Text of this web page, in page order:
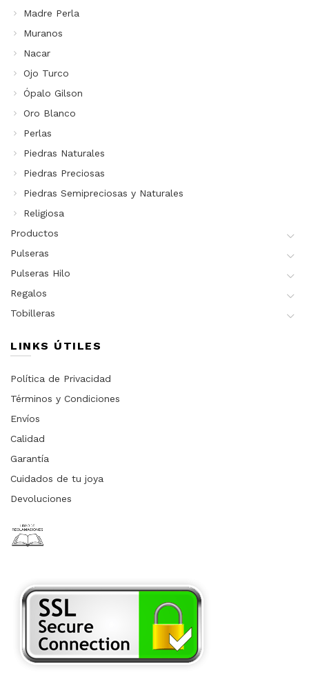
Madre Perla
Muranos
Nacar
Ojo Turco
Ópalo Gilson
Oro Blanco
Perlas
Piedras Naturales
Piedras Preciosas
Piedras Semipreciosas y Naturales
Religiosa
Productos
Pulseras
Pulseras Hilo
Regalos
Tobilleras
LINKS ÚTILES
Política de Privacidad
Términos y Condiciones
Envíos
Calidad
Garantía
Cuidados de tu joya
Devoluciones